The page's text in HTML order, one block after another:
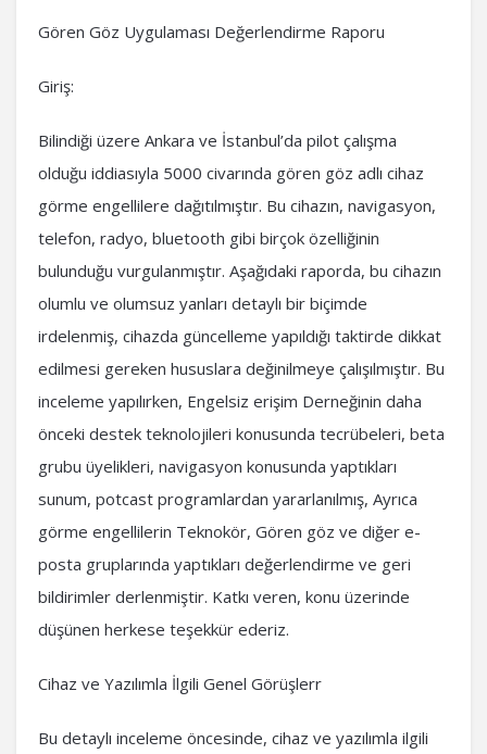
Gören Göz Uygulaması Değerlendirme Raporu
Giriş:
Bilindiği üzere Ankara ve İstanbul’da pilot çalışma
olduğu iddiasıyla 5000 civarında gören göz adlı cihaz
görme engellilere dağıtılmıştır. Bu cihazın, navigasyon,
telefon, radyo, bluetooth gibi birçok özelliğinin
bulunduğu vurgulanmıştır. Aşağıdaki raporda, bu cihazın
olumlu ve olumsuz yanları detaylı bir biçimde
irdelenmiş, cihazda güncelleme yapıldığı taktirde dikkat
edilmesi gereken hususlara değinilmeye çalışılmıştır. Bu
inceleme yapılırken, Engelsiz erişim Derneğinin daha
önceki destek teknolojileri konusunda tecrübeleri, beta
grubu üyelikleri, navigasyon konusunda yaptıkları
sunum, potcast programlardan yararlanılmış, Ayrıca
görme engellilerin Teknokör, Gören göz ve diğer e-
posta gruplarında yaptıkları değerlendirme ve geri
bildirimler derlenmiştir. Katkı veren, konu üzerinde
düşünen herkese teşekkür ederiz.
Cihaz ve Yazılımla İlgili Genel Görüşlerr
Bu detaylı inceleme öncesinde, cihaz ve yazılımla ilgili